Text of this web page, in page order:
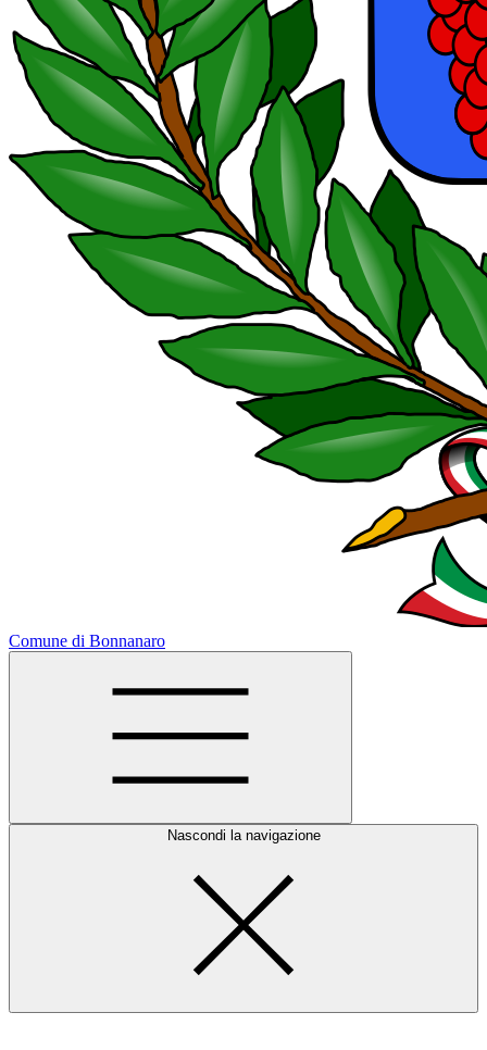
Comune di Bonnanaro
Nascondi la navigazione